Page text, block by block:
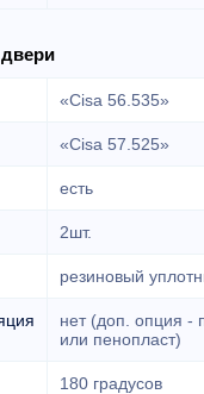
«Cisa 56.535»
«Cisa 57.525»
есть
2шт.
резиновый
нет (доп. опция -
или пенопласт)
180 градусов